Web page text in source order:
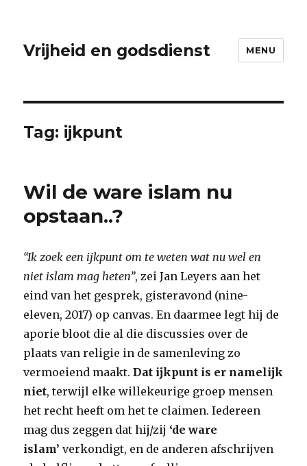
Vrijheid en godsdienst MENU
Tag: ijkpunt
Wil de ware islam nu
opstaan..?
“Ik zoek een ijkpunt om te weten wat nu wel en
niet islam mag heten”, zei Jan Leyers aan het
eind van het gesprek, gisteravond (nine-
eleven, 2017) op canvas. En daarmee legt hij de
aporie bloot die al die discussies over de
plaats van religie in de samenleving zo
vermoeiend maakt.Dat ijkpunt is er namelijk
niet, terwijl elke willekeurige groep mensen
het recht heeft om het te claimen. Iedereen
mag dus zeggen dat hij/zij ‘de ware
islam’ verkondigt, en de anderen afschrijven